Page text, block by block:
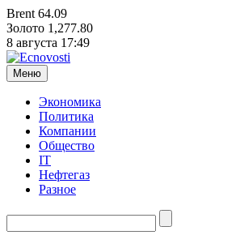
Brent 64.09
Золото 1,277.80
8 августа 17:49
Меню
Экономика
Политика
Компании
Общество
IT
Нефтегаз
Разное